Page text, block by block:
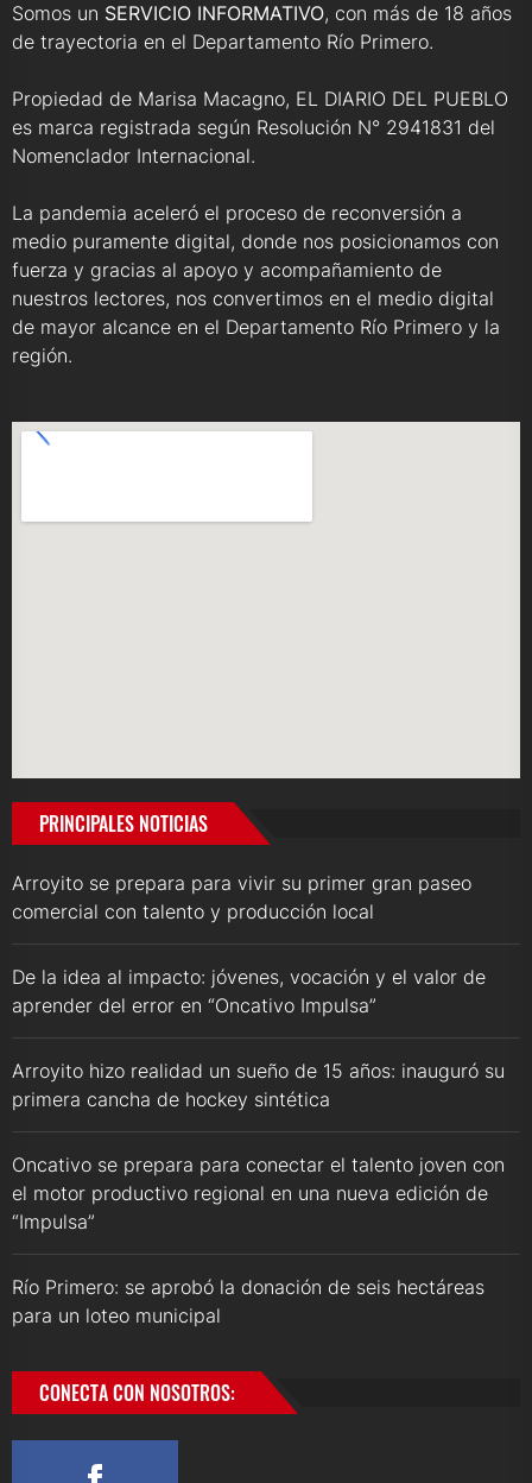
Somos un SERVICIO INFORMATIVO, con más de 18 años
de trayectoria en el Departamento Río Primero.
Propiedad de Marisa Macagno, EL DIARIO DEL PUEBLO
es marca registrada según Resolución N° 2941831 del
Nomenclador Internacional.
La pandemia aceleró el proceso de reconversión a
medio puramente digital, donde nos posicionamos con
fuerza y gracias al apoyo y acompañamiento de
nuestros lectores, nos convertimos en el medio digital
de mayor alcance en el Departamento Río Primero y la
región.
PRINCIPALES NOTICIAS
Arroyito se prepara para vivir su primer gran paseo
comercial con talento y producción local
De la idea al impacto: jóvenes, vocación y el valor de
aprender del error en “Oncativo Impulsa”
Arroyito hizo realidad un sueño de 15 años: inauguró su
primera cancha de hockey sintética
Oncativo se prepara para conectar el talento joven con
el motor productivo regional en una nueva edición de
“Impulsa”
Río Primero: se aprobó la donación de seis hectáreas
para un loteo municipal
CONECTA CON NOSOTROS: